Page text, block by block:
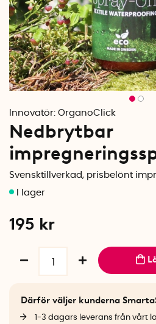
Innovatör: OrganoClick
Nedbrytbar
Svensktillverkad, prisbelönt
195 kr
Därför väljer kunderna
1-3 dagars leverans från vårt